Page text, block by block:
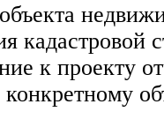
кадастровой
к проекту